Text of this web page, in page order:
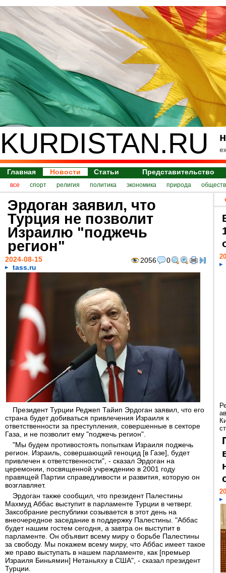
KURDISTAN.RU
Главная Новости Статьи Представительство
все спорт религия политика экономика природа
Эрдоган заявил, что
Турция не позволит
Израилю "поджечь
регион"
2056 0
2024-08-15
tass.ru
Президент Турции Реджеп Тайип Эрдоган заявил, что его
страна будет добиваться привлечения Израиля к
ответственности за преступления, совершенные в секторе
Газа, и не позволит ему "поджечь регион".
"Мы будем противостоять попыткам Израиля поджечь
регион. Израиль, совершающий геноцид [в Газе], будет
привлечен к ответственности", - сказал Эрдоган на
церемонии, посвященной учреждению в 2001 году
правящей Партии справедливости и развития, которую он
возглавляет.
Эрдоган также сообщил, что президент Палестины
Махмуд Аббас выступит в парламенте Турции в четверг.
Заксобрание республики созывается в этот день на
внеочередное заседание в поддержку Палестины. "Аббас
будет нашим гостем сегодня, а завтра он выступит в
парламенте. Он объявит всему миру о борьбе Палестины
за свободу. Мы покажем всему миру, что Аббас имеет такое
же право выступать в нашем парламенте, как [премьер
Израиля Биньямин] Нетаньяху в США", - сказал президент
Турции.